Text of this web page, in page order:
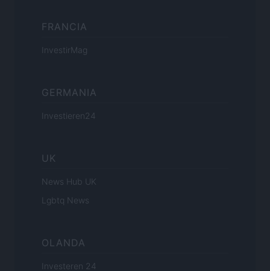
FRANCIA
InvestirMag
GERMANIA
Investieren24
UK
News Hub UK
Lgbtq News
OLANDA
Investeren 24